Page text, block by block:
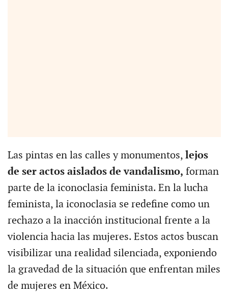
Las pintas en las calles y monumentos, lejos
de ser actos aislados de vandalismo, forman
parte de la iconoclasia feminista. En la lucha
feminista, la iconoclasia se redefine como un
rechazo a la inacción institucional frente a la
violencia hacia las mujeres. Estos actos buscan
visibilizar una realidad silenciada, exponiendo
la gravedad de la situación que enfrentan miles
de mujeres en México.